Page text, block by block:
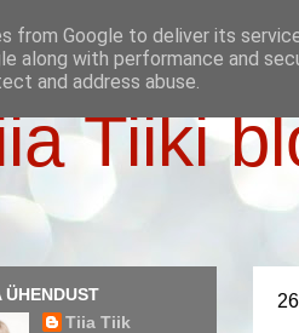
Tiiki
ÜHENDUST
Tiia Tiik
from Google to deliver its
along with performance and
and address abuse.